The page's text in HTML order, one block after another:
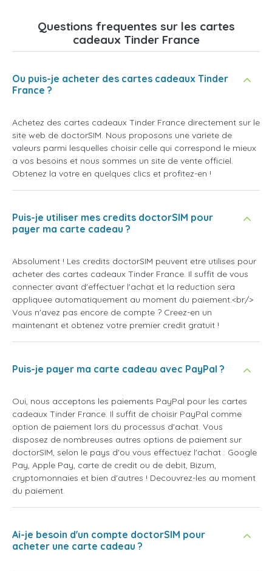
Questions frequentes sur les cartes
cadeaux Tinder France
Ou puis-je acheter des cartes cadeaux Tinder
France ?
Achetez des cartes cadeaux Tinder France directement sur le
site web de doctorSIM. Nous proposons une variete de
valeurs parmi lesquelles choisir celle qui correspond le mieux
a vos besoins et nous sommes un site de vente officiel.
Obtenez la votre en quelques clics et profitez-en !
Puis-je utiliser mes credits doctorSIM pour
payer ma carte cadeau ?
Absolument ! Les credits doctorSIM peuvent etre utilises pour
acheter des cartes cadeaux Tinder France. Il suffit de vous
connecter avant d'effectuer l'achat et la reduction sera
appliquee automatiquement au moment du paiement.<br/>
Vous n'avez pas encore de compte ? Creez-en un
maintenant et obtenez votre premier credit gratuit !
Puis-je payer ma carte cadeau avec PayPal ?
Oui, nous acceptons les paiements PayPal pour les cartes
cadeaux Tinder France. Il suffit de choisir PayPal comme
option de paiement lors du processus d'achat. Vous
disposez de nombreuses autres options de paiement sur
doctorSIM, selon le pays d'ou vous effectuez l'achat : Google
Pay, Apple Pay, carte de credit ou de debit, Bizum,
cryptomonnaies et bien d'autres ! Decouvrez-les au moment
du paiement.
Ai-je besoin d'un compte doctorSIM pour
acheter une carte cadeau ?